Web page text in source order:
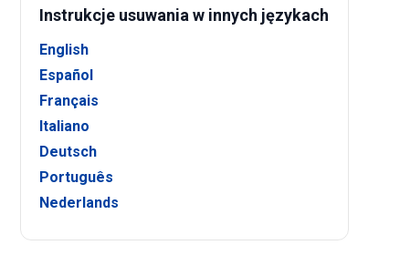
Instrukcje usuwania w innych językach
English
Español
Français
Italiano
Deutsch
Português
Nederlands